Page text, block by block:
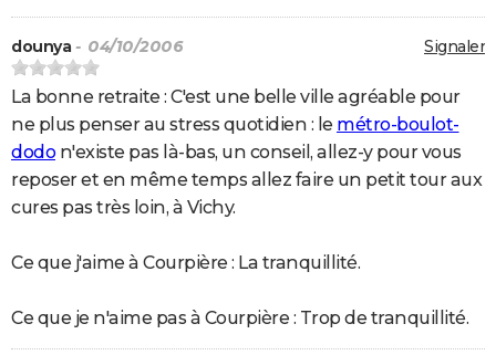
Signaler
dounya - 04/10/2006
La bonne retraite : C'est une belle ville agréable pour
ne plus penser au stress quotidien : le métro-boulot-
dodon'existe pas là-bas, un conseil, allez-y pour vous
reposer et en même temps allez faire un petit tour aux
cures pas très loin, à Vichy.
Ce que j'aime à Courpière : La tranquillité.
Ce que je n'aime pas à Courpière : Trop de tranquillité.